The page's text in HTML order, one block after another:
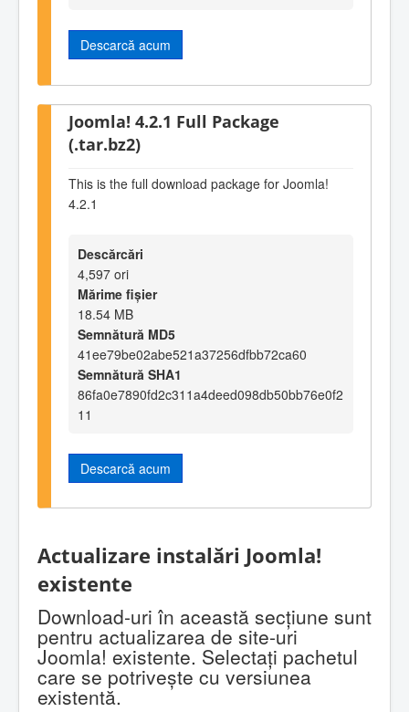
Descarcă acum
Joomla! 4.2.1 Full Package
(.tar.bz2)
This is the full download package for Joomla!
4.2.1
Descărcări
4,597 ori
Mărime fișier
18.54 MB
Semnătură MD5
41ee79be02abe521a37256dfbb72ca60
Semnătură SHA1
86fa0e7890fd2c311a4deed098db50bb76e0f2
11
Descarcă acum
Actualizare instalări Joomla!
existente
Download-uri în această secţiune sunt
pentru actualizarea de site-uri
Joomla! existente. Selectaţi pachetul
care se potriveşte cu versiunea
existentă.